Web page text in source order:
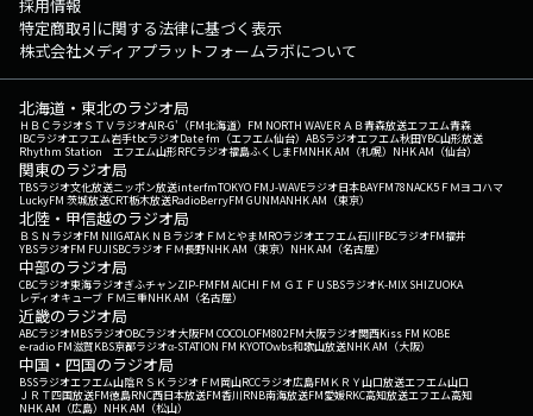
採用情報
特定商取引に関する法律に基づく表示
株式会社メディアプラットフォームラボについて
北海道・東北のラジオ局
ＨＢＣラジオＳＴＶラジオAIR-G'（FM北海道） FM NORTH WAVEＲＡＢ青森放送エフエム青森
IBCラジオエフエム岩手tbcラジオDate fm（エフエム仙台） ABSラジオエフエム秋田YBC山形放送
Rhythm Station エフエム山形RFCラジオ福島ふくしまFMNHK AM（札幌） NHK AM（仙台）
関東のラジオ局
TBSラジオ文化放送ニッポン放送interfmTOKYO FMJ-WAVEラジオ日本BAYFM78NACK5 ＦＭヨコハマ
LuckyFM 茨城放送CRT栃木放送RadioBerryFM GUNMANHK AM（東京）
北陸・甲信越のラジオ局
ＢＳＮラジオFM NIIGATAＫＮＢラジオ ＦＭとやまMROラジオエフエム石川FBCラジオFM福井
YBSラジオFM FUJISBCラジオ ＦＭ長野NHK AM（東京） NHK AM（名古屋）
中部のラジオ局
CBCラジオ東海ラジオぎふチャンZIP-FMFM AICHI ＦＭ ＧＩＦＵ SBSラジオK-MIX SHIZUOKA
レディオキューブ ＦＭ三重NHK AM（名古屋）
近畿のラジオ局
ABCラジオMBSラジオOBCラジオ大阪FM COCOLOFM802FM大阪ラジオ関西Kiss FM KOBE
e-radio FM滋賀KBS京都ラジオα-STATION FM KYOTOwbs和歌山放送NHK AM（大阪）
中国・四国のラジオ局
BSSラジオエフエム山陰ＲＳＫラジオ ＦＭ岡山RCCラジオ広島FM ＫＲＹ山口放送エフエム山口
ＪＲＴ四国放送FM徳島RNC西日本放送FM香川RNB南海放送FM愛媛RKC高知放送エフエム高知
NHK AM（広島） NHK AM（松山）